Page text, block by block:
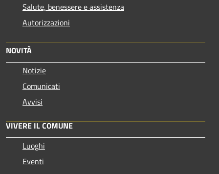
Salute, benessere e assistenza
Autorizzazioni
NOVITÀ
Notizie
Comunicati
Avvisi
VIVERE IL COMUNE
Luoghi
Eventi